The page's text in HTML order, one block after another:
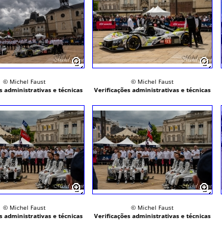
© Michel Faust
administrativas e técnicas
© Michel Faust
Verificações administrativas e técnicas
© Michel Faust
administrativas e técnicas
© Michel Faust
Verificações administrativas e técnicas